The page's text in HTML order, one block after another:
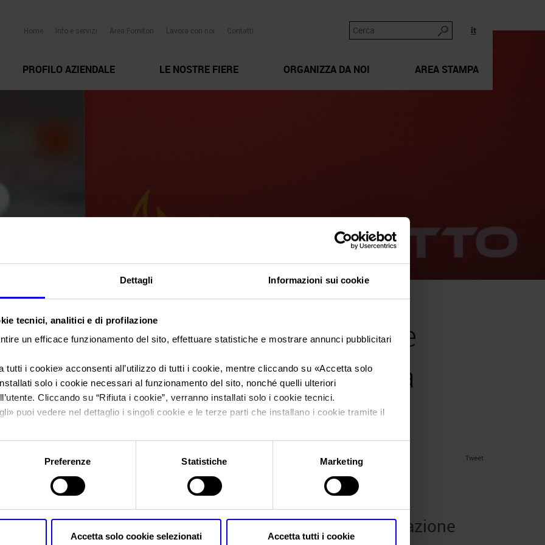
Dettagli Informazioni sui cookie
tecnici, analitici e di profilazione
un efficace funzionamento del sito, effettuare statistiche e mostrare annunci pubblicitari
tutti i cookie» acconsenti all’utilizzo di tutti i cookie, mentre cliccando su «Accetta solo
solo i cookie necessari al funzionamento del sito, nonché quelli ulteriori
Cliccando su “Rifiuta i cookie”, verranno installati solo i cookie tecnici.
» puoi vedere nel dettaglio i singoli cookie e le terze parti che installano i cookie tramite il
sulla privacy.
Preferenze
Statistiche Marketing
Accetta solo cookie selezionati Accetta tutti i cookie
it
Home Info e servizi Area Fornitori Lavora con noi Contatti
PROFILO AZIENDALE LE NOSTRE FIERE ORGANIZZA DA NOI AREA STAMPA
A Progetto Fuoco 550 aziende
presentano l’innovazione nella
filiera legno-energia
Tweet
Posts Tagged:
progetto fuoco 2024
A Progetto Fuoco 550 aziende presentano l’innovazione